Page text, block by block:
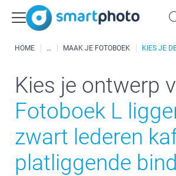
HOME MAAK JE FOTOBOEK KIES JE
Kies je ontwerp
Fotoboek L
zwart lederen
platliggende